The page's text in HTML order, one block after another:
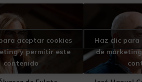
aceptar cookies
y permitir este
contenido
Haz clic
de